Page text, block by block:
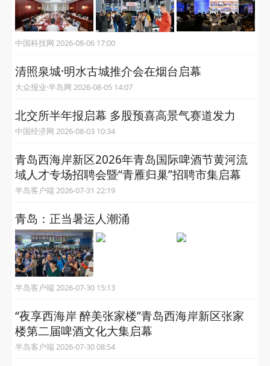
中国科技网 2026-08-06 17:00
清照泉城·明水古城推介会在烟台启幕
大众报业·半岛网 2026-08-05 14:07
北交所半年报启幕 多股预喜高景气赛道发力
中国经济网 2026-08-03 10:34
青岛西海岸新区2026年青岛国际啤酒节黄河流
域人才专场招聘会暨“青雁归巢”招聘市集启幕
半岛客户端 2026-07-31 22:19
青岛：正当暑运人潮涌
半岛客户端 2026-07-30 15:13
“夜享西海岸 醉美张家楼”青岛西海岸新区张家
楼第二届啤酒文化大集启幕
半岛客户端 2026-07-30 08:54